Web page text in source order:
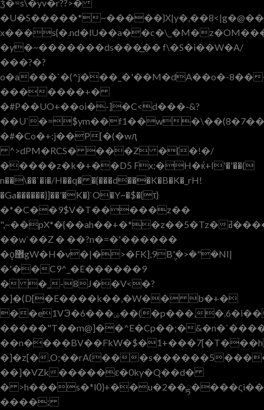
ǯ�=s\�yv�r??>�
�U�S�����*
�y�~�������ds���͟�� f\�S�i��W�A/
���?�?
o�a���`�(^j���_�'��M�dA��o�-
�������+�
�#P��UO+��oi�-]�C<d���-&?
��U`�=$ym��f1��w
�#�Co�+:j��P[�(�wԯ
^>dPM�RCS� ���Z �{�!�/
�����z�k�+��D5 Fx;�H�ќ+I'�'��(
n��\��`�i�/H��q� �{���d���K�B�K�_rH!
�Ga������}]��'�K�}`O�Y~�$�{τ}
�*�C��9$V�T�����z��
",~��pX*�{��ah��+�*�z��5�Tz�ߥ������c��
��w`��Z � ��?n�=�'������
�ǫ޾gW�H�v�|�>�FK],9B݆'�>�"�NI|
�'��C9^_�E������9
� �_-8J��V<�?
�]�(D[�E����k��,�W�� b�+�
��e1VЭ�6���ۻ��(�p���,�.6�i����<|
�����"T��m@]��^E�Cp��;�
�]�z[�,O;��rA(��
��]�VZk�����ԑ�0ky�Q��d�
� >h���s�*l߀}+��u�2��ྟ����ςi����m���G���1>��<��Ql���+yq�C.��O"���������^4I6���G�(4b�N���:��˳�I��?
����;